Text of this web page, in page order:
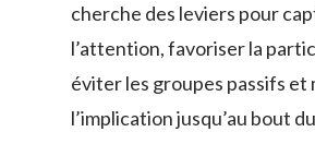
cherche des leviers pour
l’attention, favoriser la
éviter les groupes passifs et
l’implication jusqu’au bout